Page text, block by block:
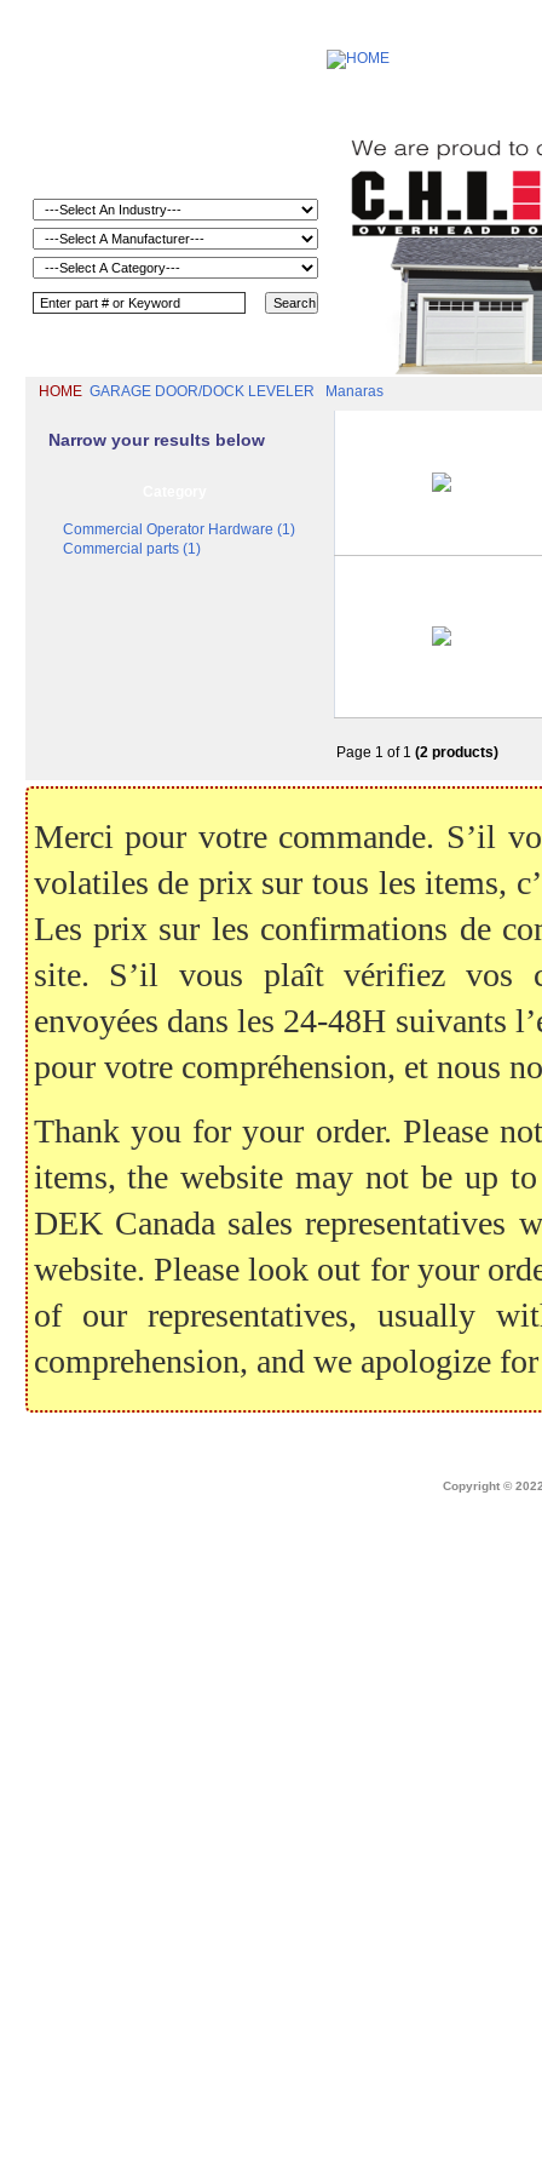
HOME GARAGE DOOR/DOCK LEVELER Manaras
Narrow your results below
Commercial Operator Hardware (1)
Commercial parts (1)
Page 1 of 1 (2 products)
Merci pour votre commande. S’il
volatiles de prix sur tous les items,
Les prix sur les confirmations de
site. S’il vous plaît vérifiez vos
envoyées dans les 24-48H suivants
pour votre compréhension, et nous
Thank you for your order. Please
items, the website may not be up
DEK Canada sales representatives
website. Please look out for your
of our representatives, usually
comprehension, and we apologize
Copyright ©